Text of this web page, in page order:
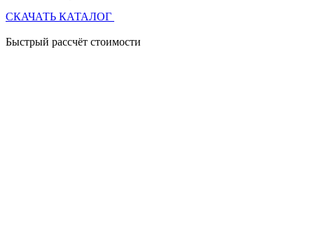
СКАЧАТЬ КАТАЛОГ
Быстрый рассчёт стоимости